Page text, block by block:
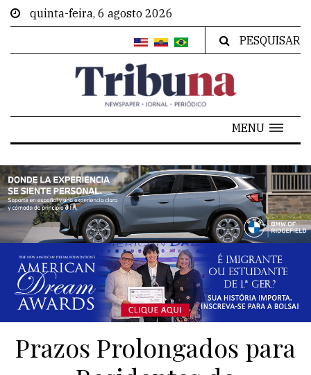
quinta-feira, 6 agosto 2026
PESQUISAR
MENU
Prazos Prolongados para